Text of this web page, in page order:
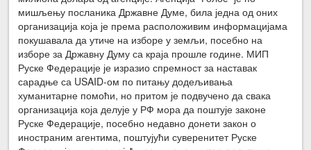
мишљењу посланика Државне Думе, била једна од оних
организација која је према расположивим информацијама
покушавала да утиче на изборе у земљи, посебно на
изборе за Државну Думу са краја прошле године. МИП
Руске Федерације је изразио спремност за наставак
сарадње са USAID-ом по питању додељивања
хуманитарне помоћи, но притом је подвучено да свака
организација која делује у РФ мора да поштује законе
Руске Федерације, посебно недавно донети закон о
иностраним агентима, поштујући суверенитет Руске